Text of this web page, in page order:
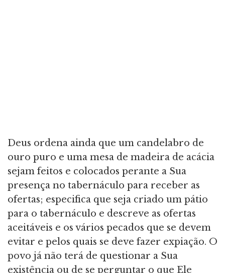
Deus ordena ainda que um candelabro de
ouro puro e uma mesa de madeira de acácia
sejam feitos e colocados perante a Sua
presença no tabernáculo para receber as
ofertas; especifica que seja criado um pátio
para o tabernáculo e descreve as ofertas
aceitáveis e os vários pecados que se devem
evitar e pelos quais se deve fazer expiação. O
povo já não terá de questionar a Sua
existência ou de se perguntar o que Ele